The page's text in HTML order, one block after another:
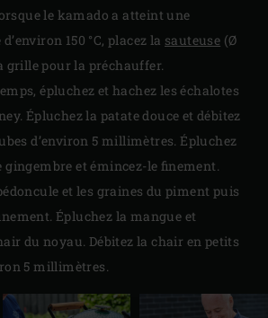
le kamado a atteint une
150 °C, placez la sauteuse (Ø
grille pour la préchauffer.
épluchez et hachez les échalotes
Épluchez la patate douce et débitez
d’environ 5 millimètres. Épluchez
gingembre et émincez-le finement.
et les graines du piment puis
Épluchez la mangue et
du noyau. Débitez la chair en petits
5 millimètres.